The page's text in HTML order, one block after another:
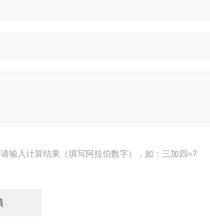
请输入计算结果（填写阿拉伯数字），如：三加四=7